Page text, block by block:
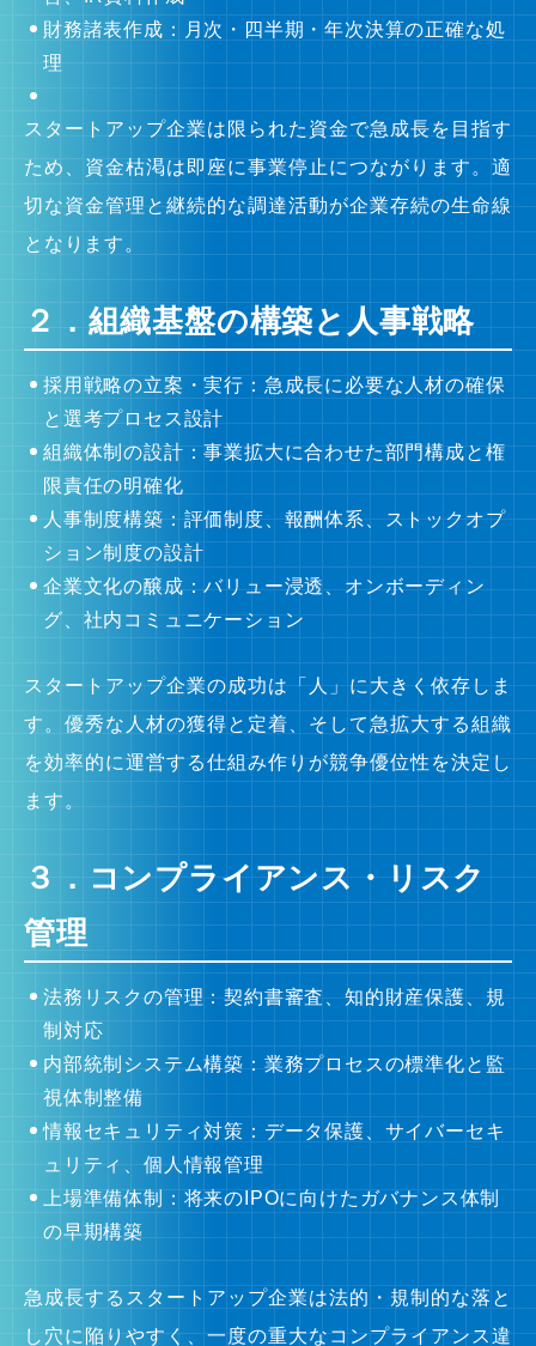
財務諸表作成：月次・四半期・年次決算の正確な処
理
スタートアップ企業は限られた資金で急成長を目指す
ため、資金枯渇は即座に事業停止につながります。適
切な資金管理と継続的な調達活動が企業存続の生命線
となります。
２．組織基盤の構築と人事戦略
採用戦略の立案・実行：急成長に必要な人材の確保
と選考プロセス設計
組織体制の設計：事業拡大に合わせた部門構成と権
限責任の明確化
人事制度構築：評価制度、報酬体系、ストックオプ
ション制度の設計
企業文化の醸成：バリュー浸透、オンボーディン
グ、社内コミュニケーション
スタートアップ企業の成功は「人」に大きく依存しま
す。優秀な人材の獲得と定着、そして急拡大する組織
を効率的に運営する仕組み作りが競争優位性を決定し
ます。
３．コンプライアンス・リスク
管理
法務リスクの管理：契約書審査、知的財産保護、規
制対応
内部統制システム構築：業務プロセスの標準化と監
視体制整備
情報セキュリティ対策：データ保護、サイバーセキ
ュリティ、個人情報管理
上場準備体制：将来のIPOに向けたガバナンス体制
の早期構築
急成長するスタートアップ企業は法的・規制的な落と
し穴に陥りやすく、一度の重大なコンプライアンス違